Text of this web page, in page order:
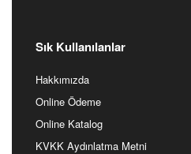
Sık Kullanılanlar
Hakkımızda
Online Ödeme
Online Katalog
KVKK Aydınlatma Metni